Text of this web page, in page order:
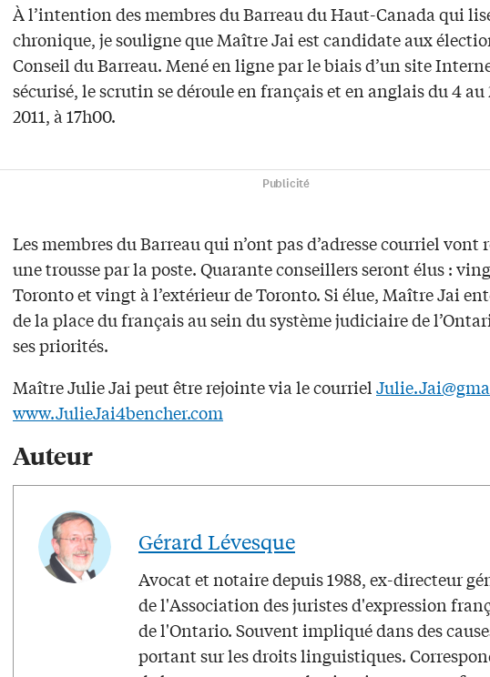
À l’intention des membres du Barreau du Haut-Canada qui
chronique, je souligne que Maître Jai est candidate aux
Conseil du Barreau. Mené en ligne par le biais d’un site
sécurisé, le scrutin se déroule en français et en anglais du 4 au
2011, à 17h00.
Publicité
Les membres du Barreau qui n’ont pas d’adresse courriel vont
une trousse par la poste. Quarante conseillers seront élus :
Toronto et vingt à l’extérieur de Toronto. Si élue, Maître Jai
de la place du français au sein du système judiciaire de
ses priorités.
Maître Julie Jai peut être rejointe via le courriel
www.JulieJai4bencher.com
Auteur
Gérard Lévesque
Avocat et notaire depuis 1988, ex-directeur
de l'Association des juristes d'expression
de l'Ontario. Souvent impliqué dans des
portant sur les droits linguistiques.